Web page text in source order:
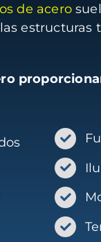
de acero
estructuras